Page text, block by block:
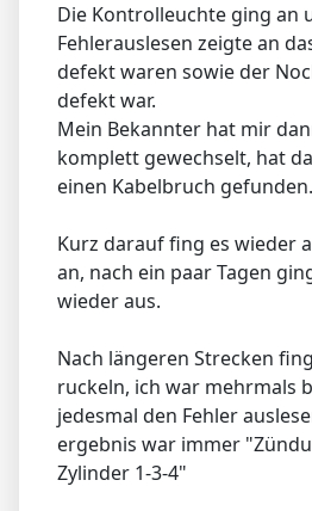
Die Kontrolleuchte ging an
Fehlerauslesen zeigte an
defekt waren sowie der
defekt war.
Mein Bekannter hat mir
komplett gewechselt, hat
einen Kabelbruch gefunden.
Kurz darauf fing es wieder
an, nach ein paar Tagen
wieder aus.
Nach längeren Strecken
ruckeln, ich war mehrmals
jedesmal den Fehler
ergebnis war immer
Zylinder 1-3-4"